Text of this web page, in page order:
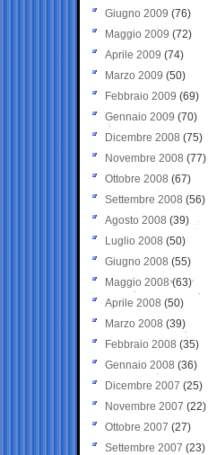
Giugno 2009 (76)
Maggio 2009 (72)
Aprile 2009 (74)
Marzo 2009 (50)
Febbraio 2009 (69)
Gennaio 2009 (70)
Dicembre 2008 (75)
Novembre 2008 (77)
Ottobre 2008 (67)
Settembre 2008 (56)
Agosto 2008 (39)
Luglio 2008 (50)
Giugno 2008 (55)
Maggio 2008(63)
Aprile 2008 (50)
Marzo 2008 (39)
Febbraio 2008 (35)
Gennaio 2008 (36)
Dicembre 2007 (25)
Novembre 2007 (22)
Ottobre 2007 (27)
Settembre 2007 (23)